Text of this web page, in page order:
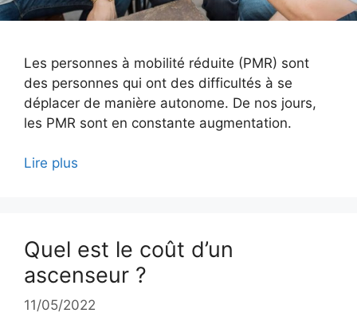
Les personnes à mobilité réduite (PMR) sont
des personnes qui ont des difficultés à se
déplacer de manière autonome. De nos jours,
les PMR sont en constante augmentation.
Lire plus
Quel est le coût d’un
ascenseur ?
11/05/2022